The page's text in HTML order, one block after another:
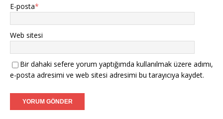
E-posta*
Web sitesi
Bir dahaki sefere yorum yaptığımda kullanılmak üzere adımı,
e-posta adresimi ve web sitesi adresimi bu tarayıcıya kaydet.